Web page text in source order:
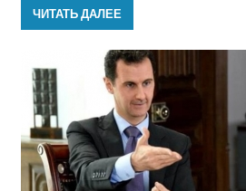
ЧИТАТЬ ДАЛЕЕ